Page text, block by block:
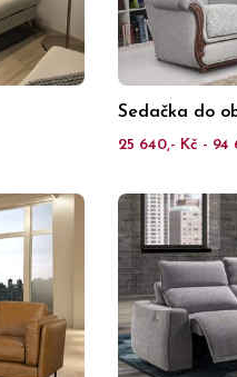
Sedačka do
25 640,- Kč - 94